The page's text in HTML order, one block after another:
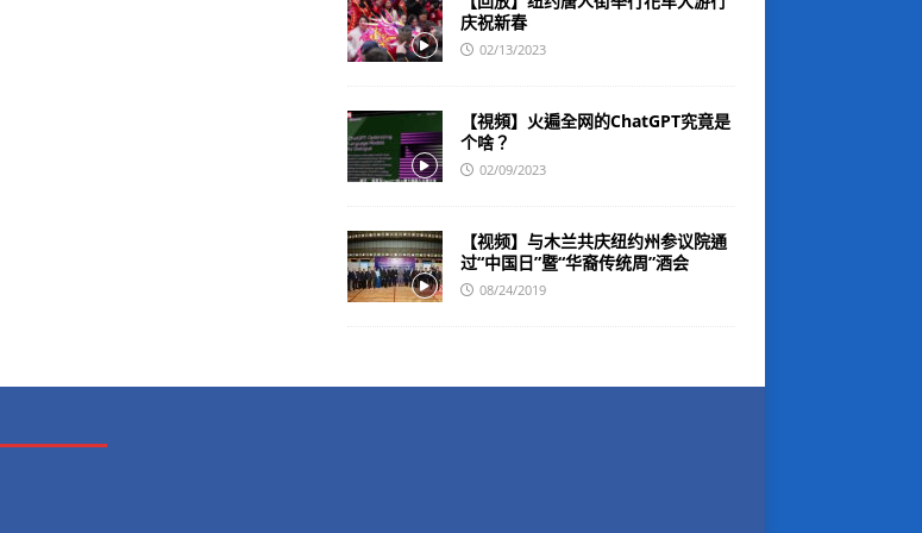
庆祝新春
02/13/2023
【視頻】火遍全网的ChatGPT究竟是
个啥？
02/09/2023
【视频】与木兰共庆纽约州参议院通
过“中国日”暨“华裔传统周”酒会
08/24/2019